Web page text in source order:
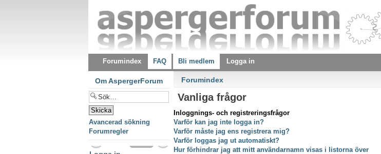
Forumindex FAQ Bli medlem Logga in
Forumindex
Vanliga frågor
Inloggnings- och registreringsfrågor
Varför kan jag inte logga in?
Varför måste jag ens registrera mig?
Varför loggas jag ut automatiskt?
Hur förhindrar jag att mitt användarnamn visas i listorna över
Om AspergerForum
Avancerad sökning
Forumregler